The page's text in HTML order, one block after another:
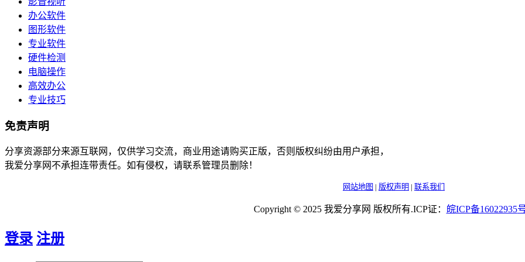
办公软件
图形软件
专业软件
硬件检测
电脑操作
高效办公
专业技巧
免责声明
分享资源部分来源互联网，仅供学习交流，商业用途请购买正版，否则版权纠纷由用户承担，
我爱分享网不承担连带责任。如有侵权，请联系管理员删除！
网站地图 | 版权声明 | 联系我们
Copyright © 2025 我爱分享网 版权所有.ICP证： 皖ICP备16022935
登录 注册